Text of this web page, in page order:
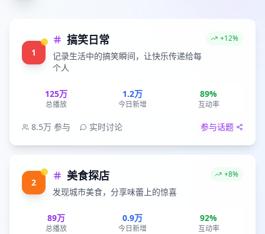
1
搞笑日常
记录生活中的搞笑瞬间，让快乐传递给每
个人
+12%
125万
总播放
1.2万
今日新增
89%
互动率
8.5万 参与 实时讨论 参与话题
2 美食探店
发现城市美食，分享味蕾上的惊喜
+8%
89万
总播放
0.9万
今日新增
92%
互动率